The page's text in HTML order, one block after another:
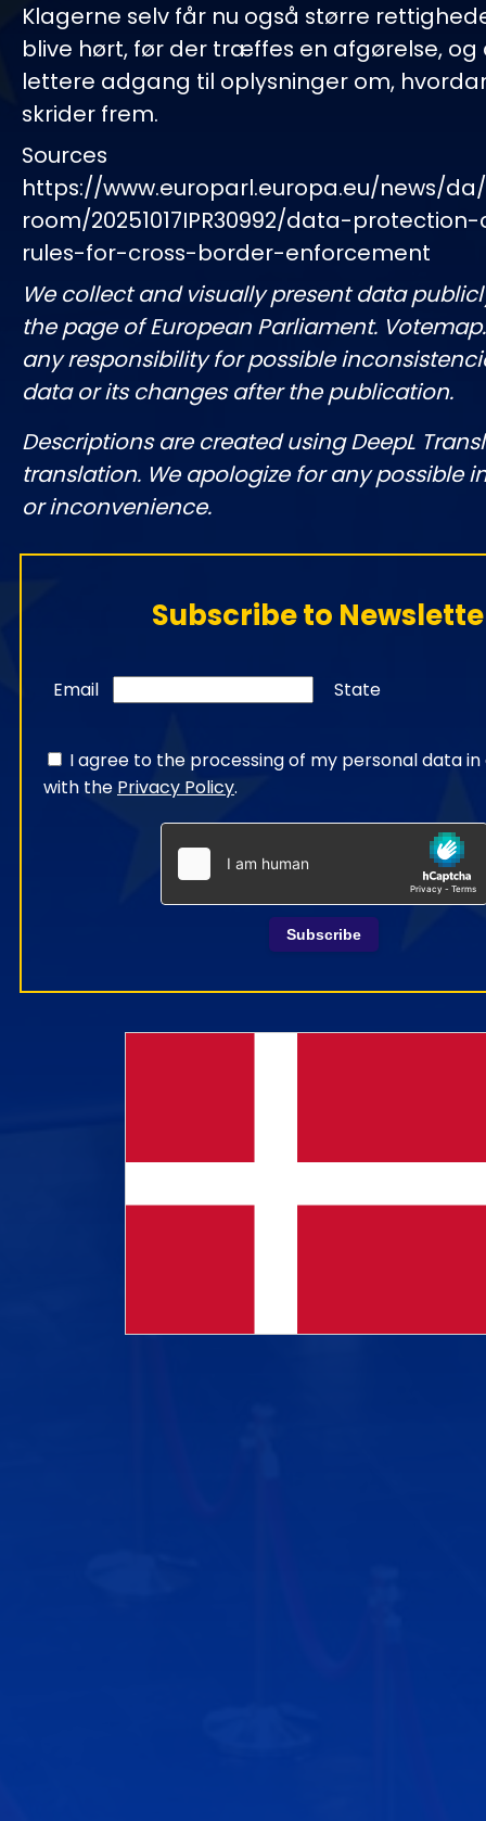
Klagerne selv får nu også større
blive hørt, før der træffes en afgørelse, og
lettere adgang til oplysninger om,
skrider frem.
Sources
https://www.europarl.europa.eu/news/
room/20251017IPR30992/data-
rules-for-cross-border-enforcement
We collect and visually present data
the page of European Parliament.
any responsibility for possible
data or its changes after the publication.
Descriptions are created using DeepL
translation. We apologize for any possible
or inconvenience.
Subscribe to
Email State
I agree to the processing of my personal data
with the Privacy Policy.
Subscribe